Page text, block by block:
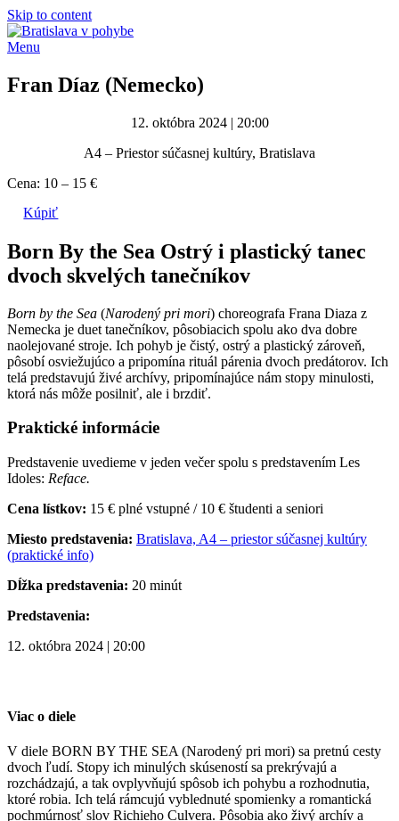
Skip to content
Menu
Fran Díaz (Nemecko)
12. októbra 2024 | 20:00
A4 – Priestor súčasnej kultúry, Bratislava
Cena: 10 – 15 €
Kúpiť
Born By the Sea Ostrý i plastický tanec
dvoch skvelých tanečníkov
Born by the Sea (Narodený pri mori) choreografa Frana Diaza z
Nemecka je duet tanečníkov, pôsobiacich spolu ako dva dobre
naolejované stroje. Ich pohyb je čistý, ostrý a plastický zároveň,
pôsobí osviežujúco a pripomína rituál párenia dvoch predátorov. Ich
telá predstavujú živé archívy, pripomínajúce nám stopy minulosti,
ktorá nás môže posilniť, ale i brzdiť.
Praktické informácie
Predstavenie uvedieme v jeden večer spolu s predstavením Les
Idoles: Reface.
Cena lístkov: 15 € plné vstupné / 10 € študenti a seniori
Miesto predstavenia: Bratislava, A4 – priestor súčasnej kultúry
(praktické info)
Dĺžka predstavenia: 20 minút
Predstavenia:
12. októbra 2024 | 20:00
Viac o diele
V diele BORN BY THE SEA (Narodený pri mori) sa pretnú cesty
dvoch ľudí. Stopy ich minulých skúseností sa prekrývajú a
rozchádzajú, a tak ovplyvňujú spôsob ich pohybu a rozhodnutia,
ktoré robia. Ich telá rámcujú vyblednuté spomienky a romantická
pochmúrnosť slov Richieho Culvera. Pôsobia ako živý archív a